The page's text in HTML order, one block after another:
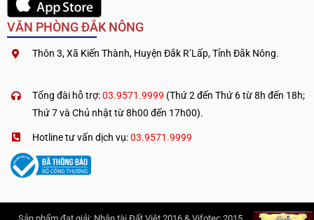
VĂN PHÒNG ĐẮK NÔNG
Thôn 3, Xã Kiến Thành, Huyện Đắk R’Lấp, Tỉnh Đắk Nông.
Tổng đài hỗ trợ:03.9571.9999 (Thứ 2 đến Thứ 6 từ 8h đến 18h;
Thứ 7 và Chủ nhật từ 8h00 đến 17h00).
Hotline tư vấn dịch vụ:03.9571.9999